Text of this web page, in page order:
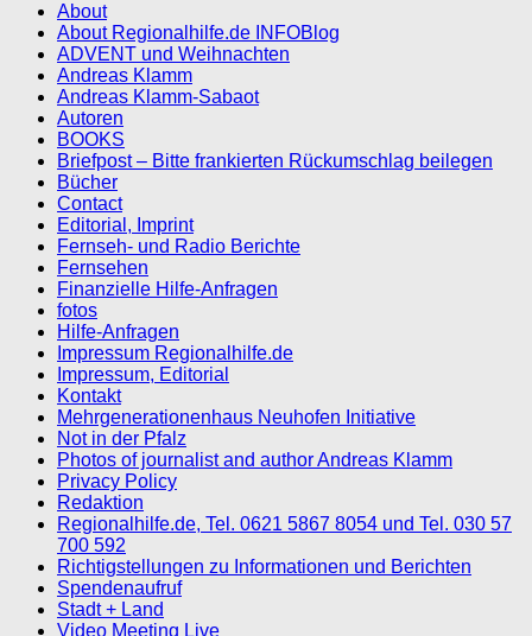
About
About Regionalhilfe.de INFOBlog
ADVENT und Weihnachten
Andreas Klamm
Andreas Klamm-Sabaot
Autoren
BOOKS
Briefpost – Bitte frankierten Rückumschlag beilegen
Bücher
Contact
Editorial, Imprint
Fernseh- und Radio Berichte
Fernsehen
Finanzielle Hilfe-Anfragen
fotos
Hilfe-Anfragen
Impressum Regionalhilfe.de
Impressum, Editorial
Kontakt
Mehrgenerationenhaus Neuhofen Initiative
Not in der Pfalz
Photos of journalist and author Andreas Klamm
Privacy Policy
Redaktion
Regionalhilfe.de, Tel. 0621 5867 8054 und Tel. 030 57
700 592
Richtigstellungen zu Informationen und Berichten
Spendenaufruf
Stadt + Land
Video Meeting Live